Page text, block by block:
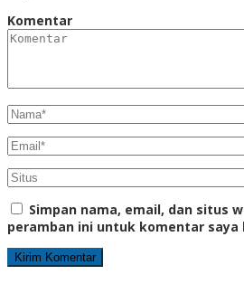
Komentar
Simpan nama, email, dan situs
peramban ini untuk komentar saya